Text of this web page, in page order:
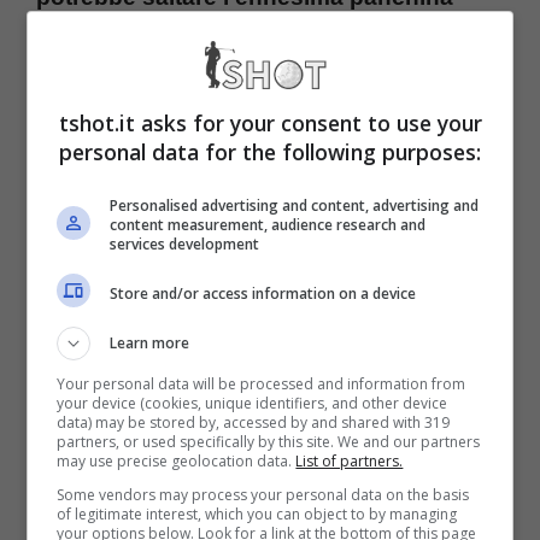
qualora non venissero
accontentate le richieste del presidente.
Stando alle ultime notizie, infatti, a fronte del
rendimento altalenante che la squadra sta
avendo in campionato,
club avrebbe chiesto all’allenatore di fargli
togliere almeno una soddisfazione in
Champions League raggiungendo dopo
tanti anni i quarti di finale.Considerata la
forza e l’esperienza dell’avversario in campo
internazionale, non solo continentale, servirà
tshot.it asks for your consent to use your
personal data for the following purposes:
Personalised advertising and content, advertising and
content measurement, audience research and
services development
Store and/or access information on a device
Learn more
Your personal data will be processed and information from
your device (cookies, unique identifiers, and other device
data) may be stored by, accessed by and shared with 319
partners, or used specifically by this site. We and our partners
may use precise geolocation data. List of partners.
Some vendors may process your personal data on the basis
of legitimate interest, which you can object to by managing
your options below. Look for a link at the bottom of this page